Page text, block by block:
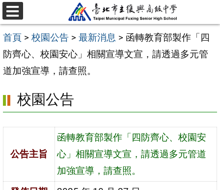
跳
至
主
要
內
區
選
單
首頁 > 校園公告 > 最新消息 > 函轉教育部製作「四
防齊心、校園安心」相關宣導文宣，請透過多元管
道加強宣導，請查照。
校園公告
公告主旨
函轉教育部製作「四防齊心、校園安
心」相關宣導文宣，請透過多元管道
加強宣導，請查照。